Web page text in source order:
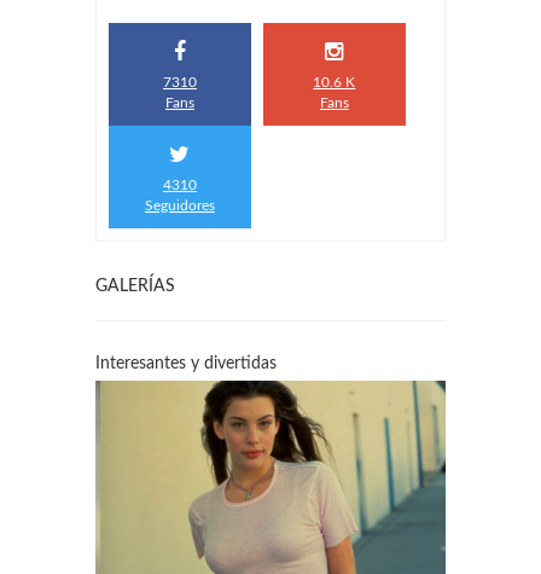
7310
Fans
10.6 K
Fans
4310
Seguidores
GALERÍAS
Interesantes y divertidas